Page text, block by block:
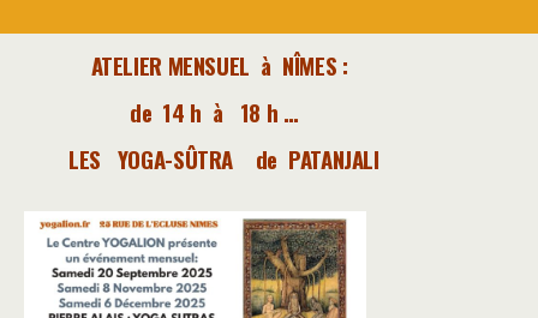
ATELIER MENSUEL à NÎMES :
de 14 h à 18 h …
LES YOGA-SÛTRA de PATANJALI